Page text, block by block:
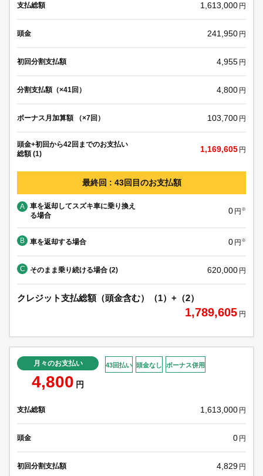
支払総額 1,613,000 円
頭金 241,950 円
初回分割支払額 4,955 円
分割支払額（×41回） 4,800 円
ボーナス月加算額 （×7回） 103,700 円
頭金+初回から42回までのお支払い
総額 (1)
1,169,605 円
最終回 : 43回目のお支払額
A
車を返却してスズキ車に乗り換え
る場合
0 円 ※
B 車を返却する場合 0 円 ※
C そのまま乗り続ける場合 (2) 620,000 円
クレジット支払総額（頭金含む）（1）+（2）
1,789,605 円
月々のお支払い
4,800 円
43回払い 頭金なし ボーナス併用
支払総額 1,613,000 円
頭金 0 円
初回分割支払額 4,829 円